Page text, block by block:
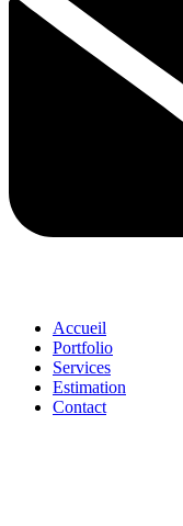
Accueil
Portfolio
Services
Estimation
Contact